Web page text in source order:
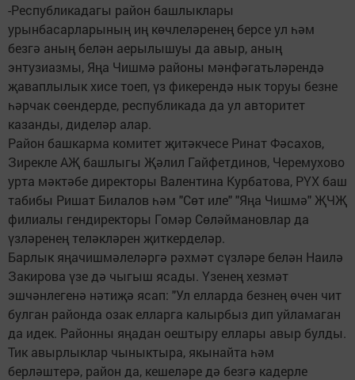
-Республикадагы район башлыклары
урынбасарларының иң көчлеләренең берсе ул һәм
безгә аның белән аерылышуы да авыр, аның
энтузиазмы, Яңа Чишмә районы мәнфәгатьләрендә
җаваплылык хисе тоеп, үз фикерендә нык торуы безне
һәрчак сөендерде, республикада да ул авторитет
казанды, диделәр алар.
Район башкарма комитет җитәкчесе Ринат Фәсахов,
Зирекле АҖ башлыгы Җәлил Гайфетдинов, Черемухово
урта мәктәбе директоры Валентина Курбатова, РҮХ баш
табибы Ришат Билалов һәм "Сөт иле" "Яңа Чишмә" ҖЧҖ
филиалы гендиректоры Гомәр Сөләймановлар да
үзләренең теләкләрен җиткерделәр.
Барлык яңачишмәлеләргә рәхмәт сүзләре белән Наилә
Закирова үзе дә чыгыш ясады. Үзенең хезмәт
эшчәнлегенә нәтиҗә ясап: "Ул елларда безнең өчен чит
булган районда озак елларга калырбыз дип уйламаган
да идек. Районны яңадан оештыру еллары авыр булды.
Тик авырлыклар чыныктыра, якынайта һәм
берләштерә, район да, кешеләре дә безгә кадерле